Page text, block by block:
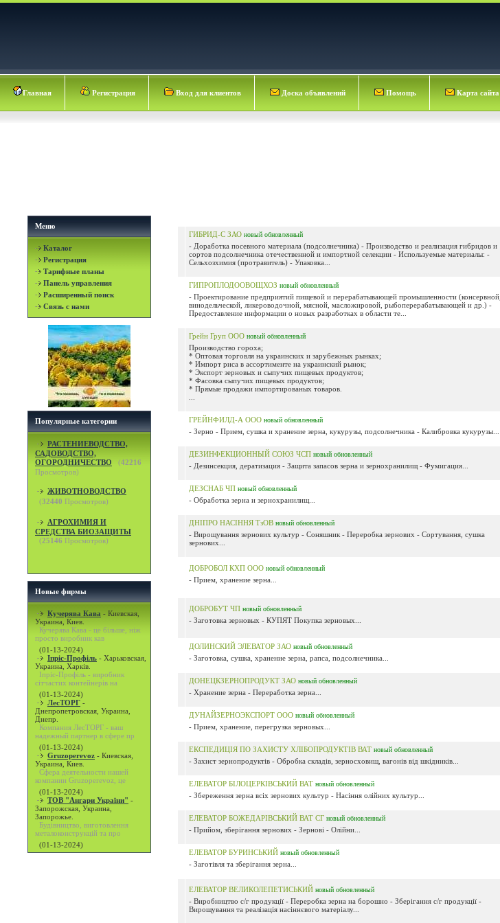
Главная Регистрация Вход для клиентов Доска объявлений Помощь Карта сайта
Меню
Каталог
Регистрация
Тарифные планы
Панель управления
Расширенный поиск
Связь с нами
Популярные категории
РАСТЕНИЕВОДСТВО,
САДОВОДСТВО,
ОГОРОДНИЧЕСТВО
(42216
Просмотров)
ЖИВОТНОВОДСТВО
(32440 Просмотров)
АГРОХИМИЯ И
СРЕДСТВА БИОЗАЩИТЫ
(25146 Просмотров)
Новые фирмы
Кучерява Кава - Киевская,
Украина, Киев.
Кучерява Кава - це більше, ніж
просто виробник кав
(01-13-2024)
Іпріс-Профіль - Харьковская,
Украина, Харків.
Іпріс-Профіль - виробник
сітчастих контейнерів на
(01-13-2024)
ЛесТОРГ -
Днепропетровская, Украина,
Днепр.
Компания ЛесТОРГ - ваш
надежный партнер в сфере пр
(01-13-2024)
Gruzoperevoz - Киевская,
Украина, Киев.
Сфера деятельности нашей
компании Gruzoperevoz, це
(01-13-2024)
ТОВ "Ангари України" -
Запорожская, Украина,
Запорожье.
Будівництво, виготовлення
металоконструкцій та про
(01-13-2024)
ГИБРИД-С ЗАО новый обновленный
- Доработка посевного материала (подсолнечника) - Производство и реализация гибридов и
сортов подсолнечника отечественной и импортной селекции - Используемые материалы: -
Сельхозхимия (протравитель) - Упаковка...
ГИПРОПЛОДООВОЩХОЗ новый обновленный
- Проектирование предприятий пищевой и перерабатывающей промышленности (консервной,
винодельческой, ликероводочной, мясной, масложировой, рыбоперерабатывающей и др.) -
Предоставление информации о новых разработках в области те...
Грейн Груп ООО новый обновленный
Производство гороха;
* Оптовая торговля на украинских и зарубежных рынках;
* Импорт риса в ассортименте на украинский рынок;
* Экспорт зерновых и сыпучих пищевых продуктов;
* Фасовка сыпучих пищевых продуктов;
* Прямые продажи импортированых товаров.
ГРЕЙНФИЛД-А ООО новый обновленный
- Зерно - Прием, сушка и хранение зерна, кукурузы, подсолнечника - Калибровка кукурузы...
ДЕЗИНФЕКЦИОННЫЙ СОЮЗ ЧСП новый обновленный
- Дезинсекция, дератизация - Защита запасов зерна и зернохранилищ - Фумигация...
ДЕЗСНАБ ЧП новый обновленный
- Обработка зерна и зернохранилищ...
ДНІПРО НАСІННЯ ТзОВ новый обновленный
- Вирощування зернових культур - Соняшник - Переробка зернових - Сортування, сушка
зернових...
ДОБРОБОЛ КХП ООО новый обновленный
- Прием, хранение зерна...
ДОБРОБУТ ЧП новый обновленный
- Заготовка зерновых - КУПЯТ Покупка зерновых...
ДОЛИНСКИЙ ЭЛЕВАТОР ЗАО новый обновленный
- Заготовка, сушка, хранение зерна, рапса, подсолнечника...
ДОНЕЦКЗЕРНОПРОДУКТ ЗАО новый обновленный
- Хранение зерна - Переработка зерна...
ДУНАЙЗЕРНОЭКСПОРТ ООО новый обновленный
- Прием, хранение, перегрузка зерновых...
ЕКСПЕДИЦІЯ ПО ЗАХИСТУ ХЛІБОПРОДУКТІВ ВАТ новый обновленный
- Захист зернопродуктів - Обробка складів, зерносховищ, вагонів від шкідників...
ЕЛЕВАТОР БІЛОЦЕРКІВСЬКИЙ ВАТ новый обновленный
- Збереження зерна всіх зернових культур - Насіння олійних культур...
ЕЛЕВАТОР БОЖЕДАРІВСЬКИЙ ВАТ СГ новый обновленный
- Прийом, зберігання зернових - Зернові - Олійни...
ЕЛЕВАТОР БУРИНСЬКИЙ новый обновленный
- Заготівля та зберігання зерна...
ЕЛЕВАТОР ВЕЛИКОЛЕПЕТИСЬКИЙ новый обновленный
- Виробництво с/г продукції - Переробка зерна на борошно - Зберігання с/г продукції -
Вирощування та реалізація насіннєвого матеріалу...